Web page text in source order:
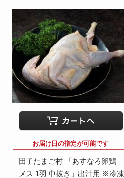
お届け日の指定が可能です
田子たまご村 「あすなろ卵鶏
メス 1羽 中抜き」出汁用 ※冷凍